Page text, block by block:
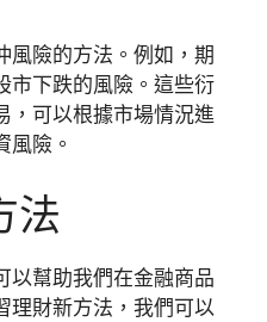
風險的方法。例如，期
市下跌的風險。這些衍
，可以根據市場情況進
風險。
法
以幫助我們在金融商品
理財新方法，我們可以